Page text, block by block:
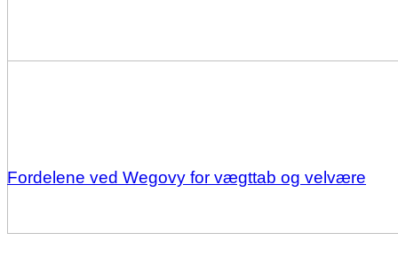
Fordelene ved Wegovy for vægttab og velvære